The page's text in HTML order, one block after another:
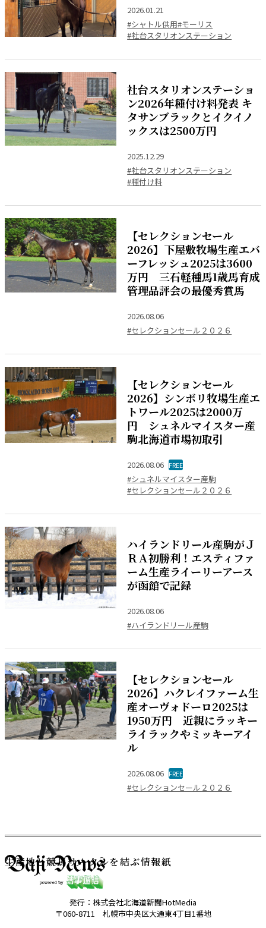
2026.01.21
#シャトル供用#モーリス
#社台スタリオンステーション
社台スタリオンステーショ
ン2026年種付け料発表 キ
タサンブラックとイクイノ
ックスは2500万円
2025.12.29
#社台スタリオンステーション
#種付け料
【セレクションセール
2026】下屋敷牧場生産エバ
ーフレッシュ2025は3600
万円 三石軽種馬1歳馬育成
管理品評会の最優秀賞馬
2026.08.06
#セレクションセール２０２６
【セレクションセール
2026】シンボリ牧場生産エ
トワール2025は2000万
円 シュネルマイスター産
駒北海道市場初取引
2026.08.06 FREE
#シュネルマイスター産駒
#セレクションセール２０２６
ハイランドリール産駒がＪ
ＲＡ初勝利！エスティファ
ーム生産ライーリーアース
が函館で記録
2026.08.06
#ハイランドリール産駒
【セレクションセール
2026】ハクレイファーム生
産オーヴォドーロ2025は
1950万円 近親にラッキー
ライラックやミッキーアイ
ル
2026.08.06 FREE
#セレクションセール２０２６
生産地と競馬サークルを結ぶ情報紙
発行：株式会社北海道新聞HotMedia
〒060-8711 札幌市中央区大通東4丁目1番地